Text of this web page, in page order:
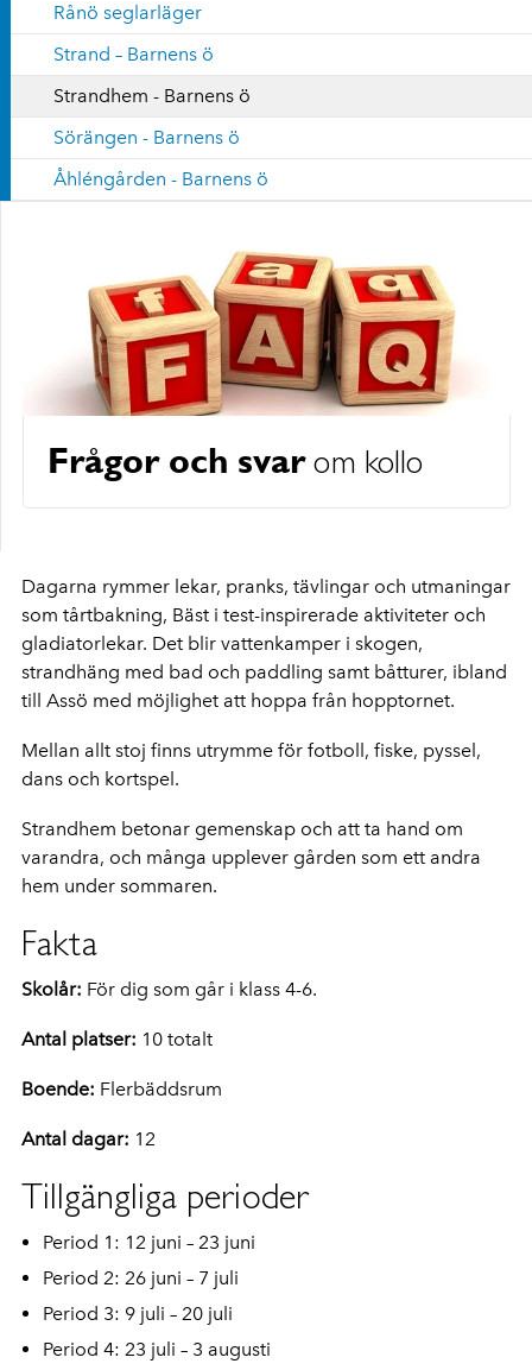
Rånö seglarläger
Strand – Barnens ö
Strandhem - Barnens ö
Sörängen - Barnens ö
Åhléngården - Barnens ö
Frågor och svarom kollo
Dagarna rymmer lekar, pranks, tävlingar och utmaningar
som tårtbakning, Bäst i test-inspirerade aktiviteter och
gladiatorlekar. Det blir vattenkamper i skogen,
strandhäng med bad och paddling samt båtturer, ibland
till Assö med möjlighet att hoppa från hopptornet.
Mellan allt stoj finns utrymme för fotboll, fiske, pyssel,
dans och kortspel.
Strandhem betonar gemenskap och att ta hand om
varandra, och många upplever gården som ett andra
hem under sommaren.
Fakta
Skolår: För dig som går i klass 4-6.
Antal platser: 10 totalt
Boende: Flerbäddsrum
Antal dagar: 12
Tillgängliga perioder
Period 1: 12 juni – 23 juni
Period 2: 26 juni – 7 juli
Period 3: 9 juli – 20 juli
Period 4: 23 juli – 3 augusti